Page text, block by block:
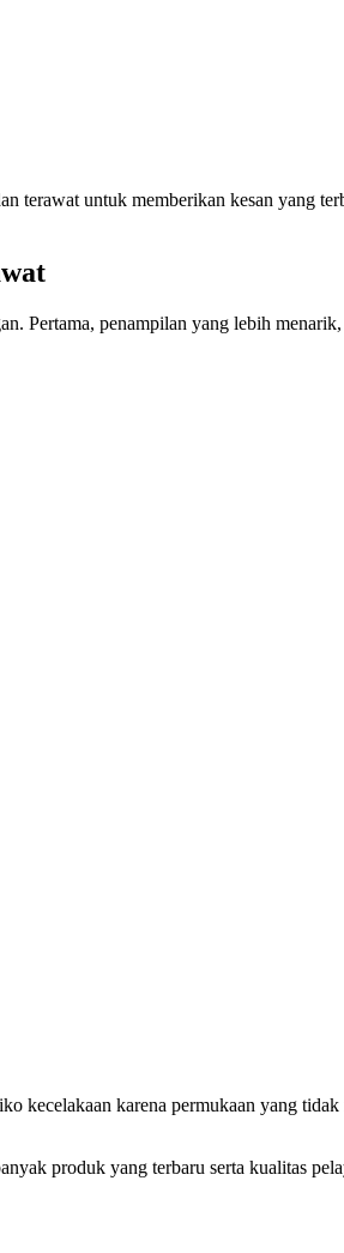
terawat untuk memberikan kesan yang
Pertama, penampilan yang lebih
kecelakaan karena permukaan yang
produk yang terbaru serta kualitas